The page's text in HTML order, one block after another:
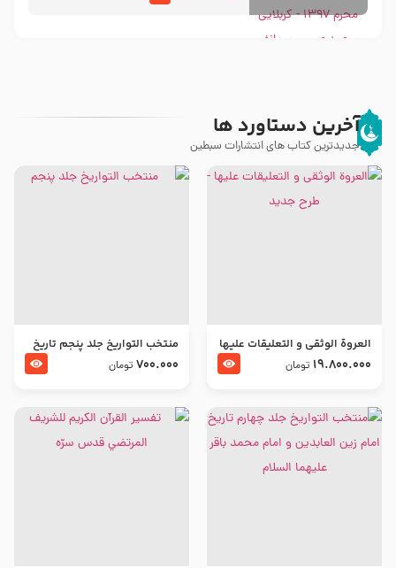
آخرین دستاورد ها
جدیدترین کتاب های انتشارات سبطین
العروة الوثقى و التعليقات عليها
– طرح جدید
19.800.000 تومان
منتخب التواریخ جلد پنجم تاریخ
امام جعفر صادق و امام موسی
700.000 تومان